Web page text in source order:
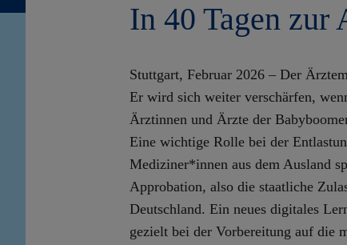
In 40 Tagen zur
Stuttgart, Februar 2026 – Der
Er wird sich weiter verschärfen,
Ärztinnen und Ärzte der
Eine wichtige Rolle bei der
Mediziner*innen aus dem Ausland
Approbation, also die staatliche
Deutschland. Ein neues digitales
gezielt bei der Vorbereitung auf die